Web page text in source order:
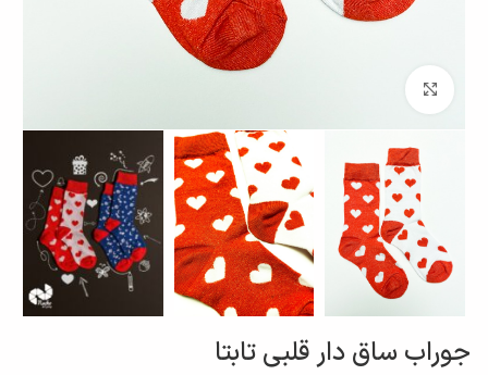
برای بزرگنمایی کلیک کنید
جوراب ساق دار قلبی تابتا